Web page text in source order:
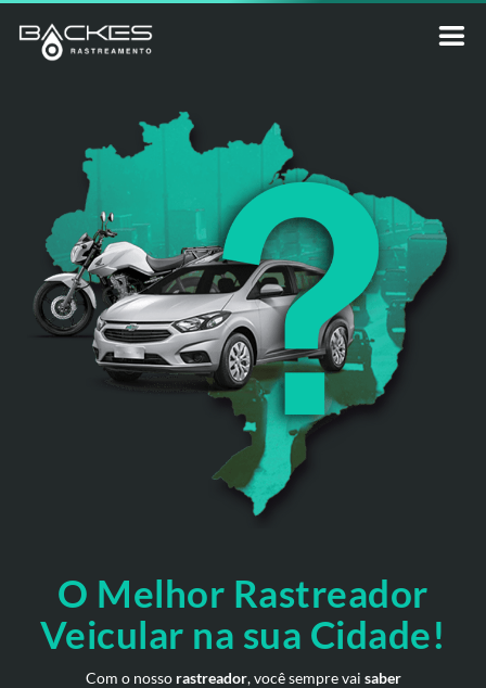
O Melhor Rastreador
Veicular na sua Cidade!
Com o nosso rastreador, você sempre vai saber